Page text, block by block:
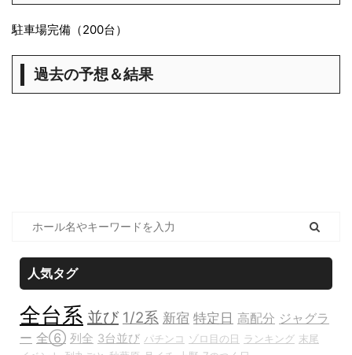
駐車場完備（200台）
過去の予想＆結果
人気タグ
全台系 並び 1/2系 新宿 特定日 高配分 ジャグラ
ー 全⑥ 列全 3台並び パチンコ ゾロ目の日 ランキング 末尾